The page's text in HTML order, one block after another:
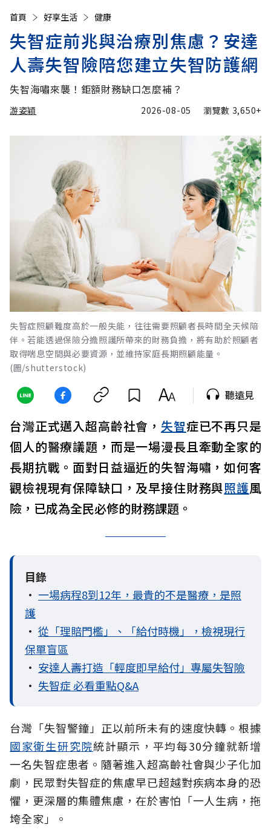
首頁 好享生活 健康
失智症前兆與治療別焦慮？安達
人壽失智險陪您建立失智防護網
失智海嘯來襲！鉅額財務缺口怎麼補？
游姿穎 2026-08-05 瀏覽數 3,650+
失智症照顧難度高於一般失能，往往需要照顧者長時間全天候陪
伴。若能透過保險分擔照護所帶來的財務負擔，將有助於照顧者
取得喘息空間與必要資源，並維持家庭長期照顧能量。
(圖/shutterstock)
聽遠見
台灣正式邁入超高齡社會， 失智症已不再只是
個人的醫療議題，而是一場漫長且牽動全家的
長期抗戰。面對日益逼近的失智海嘯，如何客
觀檢視現有保障缺口，及早接住財務與照護風
險，已成為全民必修的財務課題。
目錄
• 一場病程8到12年，最貴的不是醫療，是照
護
• 從「理賠門檻」、「給付時機」，檢視現行
保單盲區
• 安達人壽打造「輕度即早給付」專屬失智險
• 失智症 必看重點Q&A
台灣「失智警鐘」正以前所未有的速度快轉。根據
國家衛生研究院統計顯示，平均每30分鐘就新增
一名失智症患者。隨著進入超高齡社會與少子化加
劇，民眾對失智症的焦慮早已超越對疾病本身的恐
懼，更深層的集體焦慮，在於害怕「一人生病，拖
垮全家」。